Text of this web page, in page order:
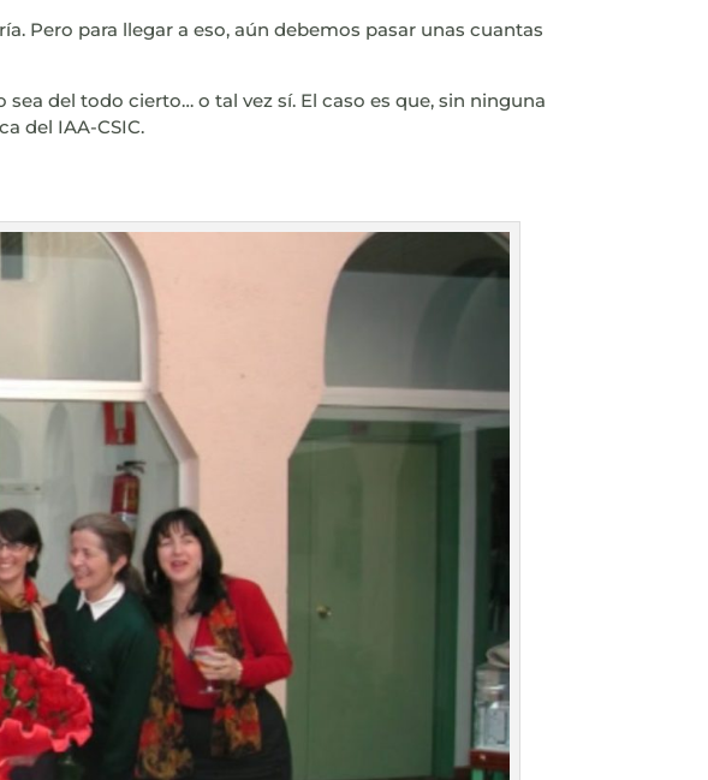
Pero para llegar a eso, aún debemos pasar unas cuantas
del todo cierto… o tal vez sí. El caso es que, sin ninguna
del IAA-CSIC.